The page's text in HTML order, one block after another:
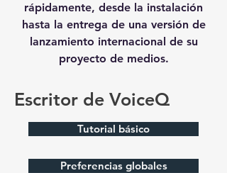
rápidamente, desde la instalación
hasta la entrega de una versión de
lanzamiento internacional de su
proyecto de medios.
Escritor de VoiceQ
Tutorial básico
Preferencias globales